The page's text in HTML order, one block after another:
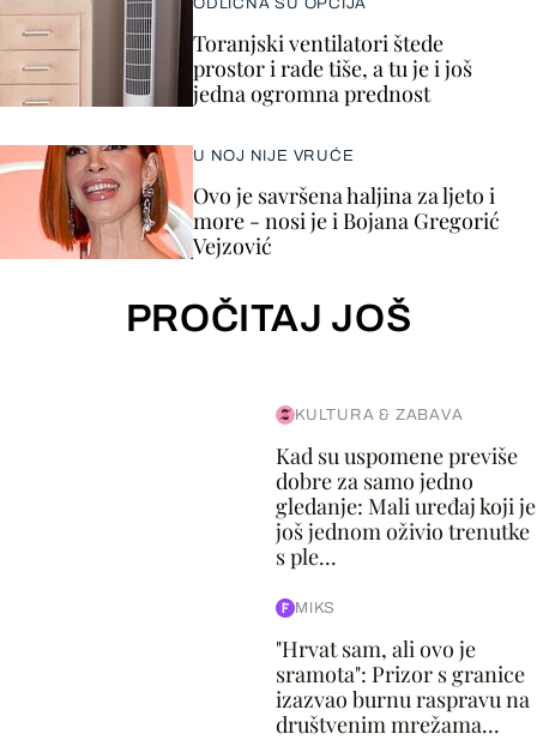
ODLIČNA SU OPCIJA
Toranjski ventilatori štede
prostor i rade tiše, a tu je i još
jedna ogromna prednost
U NOJ NIJE VRUĆE
Ovo je savršena haljina za ljeto i
more - nosi je i Bojana Gregorić
Vejzović
PROČITAJ JOŠ
KULTURA & ZABAVA
Kad su uspomene previše
dobre za samo jedno
gledanje: Mali uređaj koji je
još jednom oživio trenutke
s ple...
MIKS
"Hrvat sam, ali ovo je
sramota": Prizor s granice
izazvao burnu raspravu na
društvenim mrežama...